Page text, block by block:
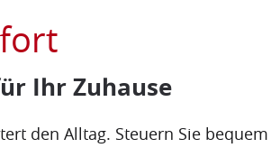
Ihr Zuhause
den Alltag. Steuern Sie bequem